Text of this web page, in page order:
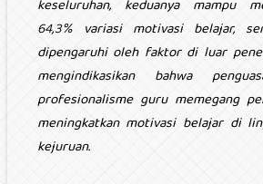
keseluruhan, keduanya mampu
64,3% variasi motivasi belajar,
dipengaruhi oleh faktor di luar
mengindikasikan bahwa
profesionalisme guru memegang
meningkatkan motivasi belajar di
kejuruan.